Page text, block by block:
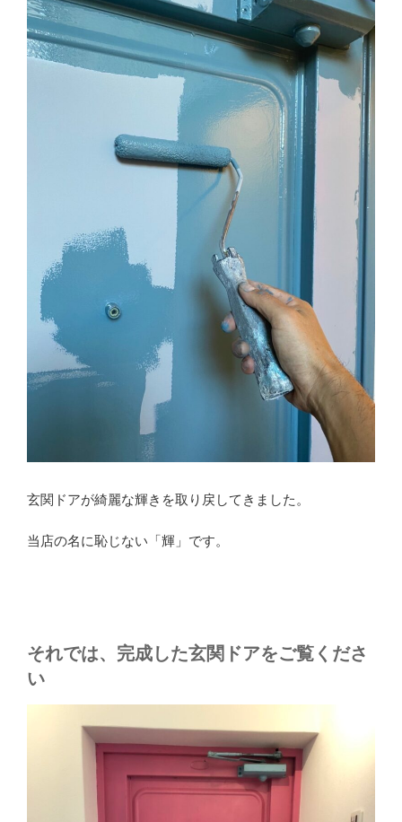
玄関ドアが綺麗な輝きを取り戻してきました。
当店の名に恥じない「輝」です。
それでは、完成した玄関ドアをご覧くださ
い